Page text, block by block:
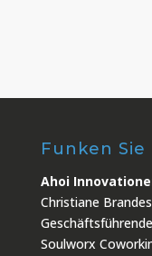
Funken Sie
Ahoi
Christiane
Soulworx